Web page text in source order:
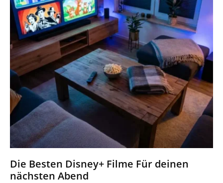
Die Besten Disney+ Filme Für deinen
nächsten Abend